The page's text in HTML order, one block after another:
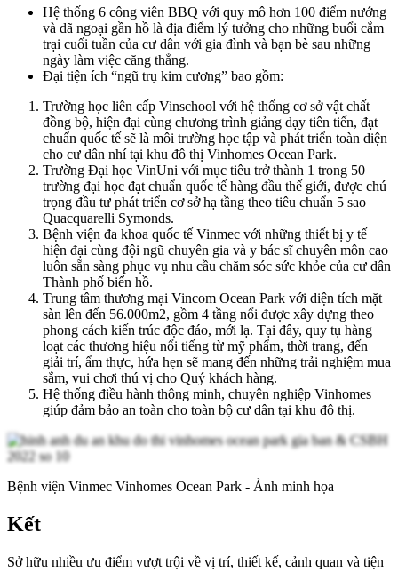
Hệ thống 6 công viên BBQ với quy mô hơn 100 điểm nướng
và dã ngoại gần hồ là địa điểm lý tưởng cho những buổi cắm
trại cuối tuần của cư dân với gia đình và bạn bè sau những
ngày làm việc căng thẳng.
Đại tiện ích “ngũ trụ kim cương” bao gồm:
Trường học liên cấp Vinschool với hệ thống cơ sở vật chất
đồng bộ, hiện đại cùng chương trình giảng dạy tiên tiến, đạt
chuẩn quốc tế sẽ là môi trường học tập và phát triển toàn diện
cho cư dân nhí tại khu đô thị Vinhomes Ocean Park.
Trường Đại học VinUni với mục tiêu trở thành 1 trong 50
trường đại học đạt chuẩn quốc tế hàng đầu thế giới, được chú
trọng đầu tư phát triển cơ sở hạ tầng theo tiêu chuẩn 5 sao
Quacquarelli Symonds.
Bệnh viện đa khoa quốc tế Vinmec với những thiết bị y tế
hiện đại cùng đội ngũ chuyên gia và y bác sĩ chuyên môn cao
luôn sẵn sàng phục vụ nhu cầu chăm sóc sức khỏe của cư dân
Thành phố biển hồ.
Trung tâm thương mại Vincom Ocean Park với diện tích mặt
sàn lên đến 56.000m2, gồm 4 tầng nổi được xây dựng theo
phong cách kiến trúc độc đáo, mới lạ. Tại đây, quy tụ hàng
loạt các thương hiệu nổi tiếng từ mỹ phẩm, thời trang, đến
giải trí, ẩm thực, hứa hẹn sẽ mang đến những trải nghiệm mua
sắm, vui chơi thú vị cho Quý khách hàng.
Hệ thống điều hành thông minh, chuyên nghiệp Vinhomes
giúp đảm bảo an toàn cho toàn bộ cư dân tại khu đô thị.
Bệnh viện Vinmec Vinhomes Ocean Park - Ảnh minh họa
Kết
Sở hữu nhiều ưu điểm vượt trội về vị trí, thiết kế, cảnh quan và tiện